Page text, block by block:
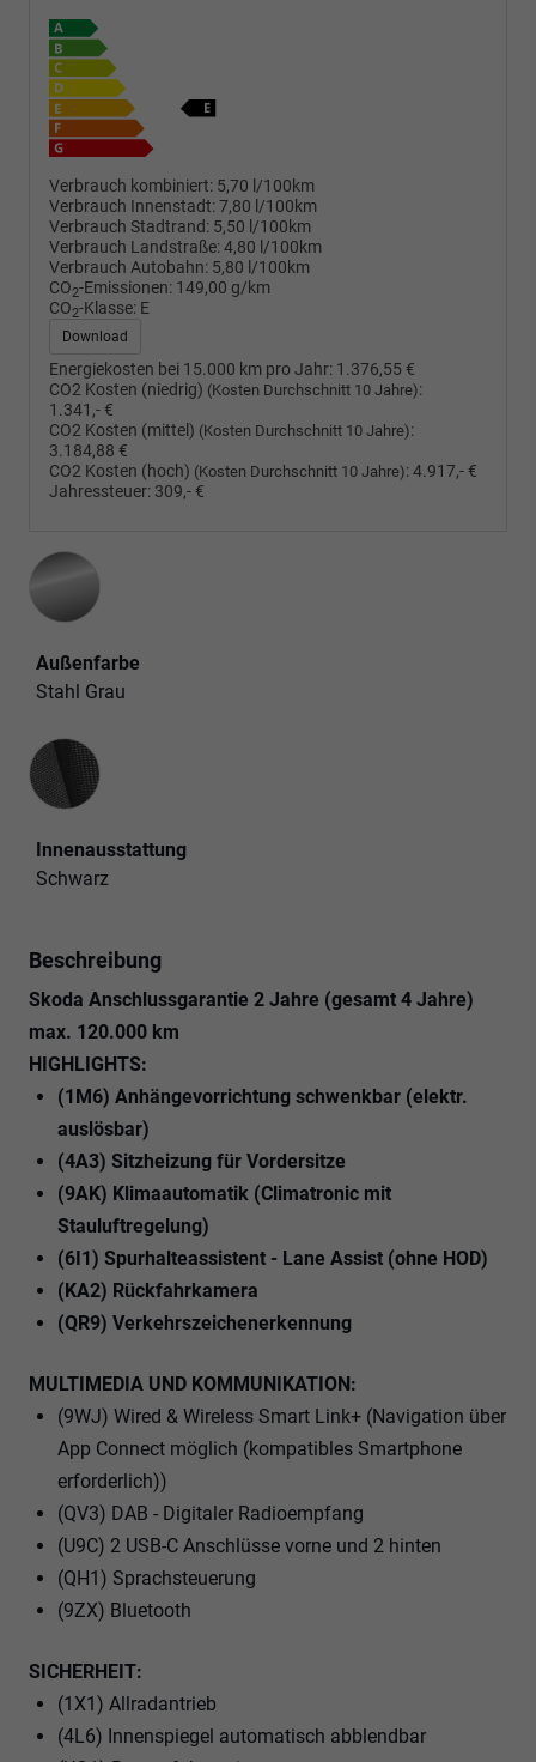
Verbrauch kombiniert: 5,70 l/100km
Verbrauch Innenstadt:7,80 l/100km
Verbrauch Stadtrand: 5,50 l/100km
Verbrauch Landstraße:4,80 l/100km
Verbrauch Autobahn: 5,80 l/100km
CO2-Emissionen: 149,00 g/km
CO2-Klasse: E
Download
Energiekosten bei 15.000 km pro Jahr: 1.376,55 €
CO2 Kosten (niedrig) (Kosten Durchschnitt 10 Jahre):
1.341,- €
CO2 Kosten (mittel) (Kosten Durchschnitt 10 Jahre):
3.184,88 €
CO2 Kosten (hoch) (Kosten Durchschnitt 10 Jahre):4.917,- €
Jahressteuer: 309,- €
Außenfarbe
Stahl Grau
Innenausstattung
Innenausstattung
Schwarz
Beschreibung
Skoda Anschlussgarantie 2 Jahre (gesamt 4 Jahre)
max. 120.000 km
HIGHLIGHTS:
(1M6) Anhängevorrichtung schwenkbar (elektr.
auslösbar)
(4A3) Sitzheizung für Vordersitze
(9AK) Klimaautomatik (Climatronic mit
Stauluftregelung)
(6I1) Spurhalteassistent - Lane Assist (ohne HOD)
(KA2) Rückfahrkamera
(QR9) Verkehrszeichenerkennung
MULTIMEDIA UND KOMMUNIKATION:
(9WJ) Wired & Wireless Smart Link+ (Navigation über
App Connect möglich (kompatibles Smartphone
erforderlich))
(QV3) DAB - Digitaler Radioempfang
(U9C) 2 USB-C Anschlüsse vorne und 2 hinten
(QH1) Sprachsteuerung
(9ZX) Bluetooth
SICHERHEIT:
(1X1) Allradantrieb
(4L6) Innenspiegel automatisch abblendbar